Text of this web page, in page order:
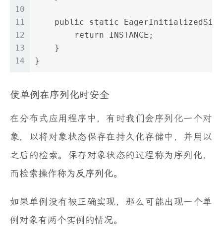
10
11
12
13
14
public static
        return INSTANCE;
    }
}
使单例在序列化时安全
在分布式应用程序中，有时我们会序列化一个对
象，以将对象状态保存在持久化存储中，并用以
之后的检索。保存对象状态的过程称为序列化，
而检索操作称为反序列化。
如果单例没有被正确实现，那么可能出现一个单
例对象有两个实例的情况。